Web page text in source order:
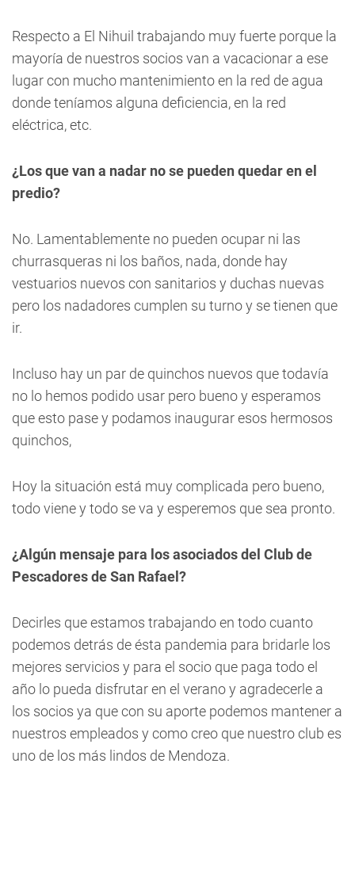
Respecto a El Nihuil trabajando muy fuerte porque la
mayoría de nuestros socios van a vacacionar a ese
lugar con mucho mantenimiento en la red de agua
donde teníamos alguna deficiencia, en la red
eléctrica, etc.
¿Los que van a nadar no se pueden quedar en el
predio?
No. Lamentablemente no pueden ocupar ni las
churrasqueras ni los baños, nada, donde hay
vestuarios nuevos con sanitarios y duchas nuevas
pero los nadadores cumplen su turno y se tienen que
ir.
Incluso hay un par de quinchos nuevos que todavía
no lo hemos podido usar pero bueno y esperamos
que esto pase y podamos inaugurar esos hermosos
quinchos,
Hoy la situación está muy complicada pero bueno,
todo viene y todo se va y esperemos que sea pronto.
¿Algún mensaje para los asociados del Club de
Pescadores de San Rafael?
Decirles que estamos trabajando en todo cuanto
podemos detrás de ésta pandemia para bridarle los
mejores servicios y para el socio que paga todo el
año lo pueda disfrutar en el verano y agradecerle a
los socios ya que con su aporte podemos mantener a
nuestros empleados y como creo que nuestro club es
uno de los más lindos de Mendoza.